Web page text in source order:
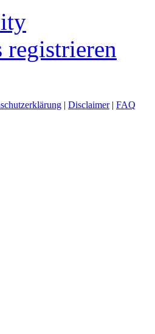
registrieren
| Disclaimer| FAQ